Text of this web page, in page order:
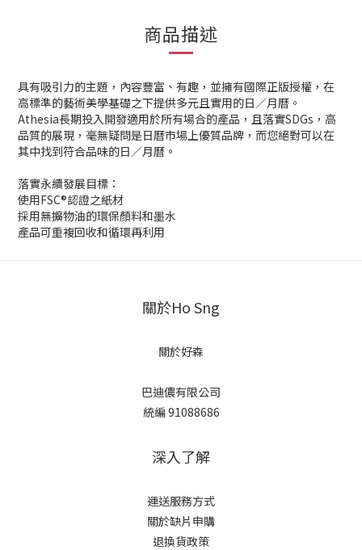
商品描述
具有吸引力的主題，內容豐富、有趣，並擁有國際正版授權，在
高標準的藝術美學基礎之下提供多元且實用的日／月曆。
Athesia長期投入開發適用於所有場合的產品，且落實SDGs，高
品質的展現，毫無疑問是日曆市場上優質品牌，而您絕對可以在
其中找到符合品味的日／月曆。
落實永續發展目標：
使用FSC®認證之紙材
採用無擴物油的環保顏料和墨水
產品可重複回收和循環再利用
關於Ho Sng
關於好森
巴迪儂有限公司
統編 91088686
深入了解
運送服務方式
關於缺片申購
退換貨政策